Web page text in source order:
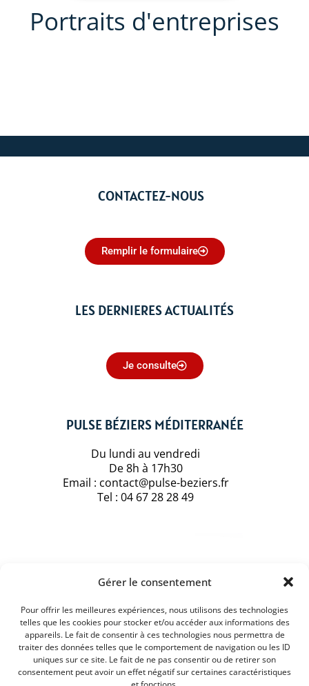
Gérer le consentement
Pour offrir les meilleures expériences, nous utilisons des technologies
telles que les cookies pour stocker et/ou accéder aux informations des
appareils. Le fait de consentir à ces technologies nous permettra de
traiter des données telles que le comportement de navigation ou les ID
uniques sur ce site. Le fait de ne pas consentir ou de retirer son
consentement peut avoir un effet négatif sur certaines caractéristiques
Portraits d'entreprises
CONTACTEZ-NOUS
Remplir le formulaire
LES DERNIERES ACTUALITÉS
Je consulte
PULSE BÉZIERS MÉDITERRANÉE
Du lundi au vendredi
De 8h à 17h30
Email : contact@pulse-beziers.fr
Tel : 04 67 28 28 49